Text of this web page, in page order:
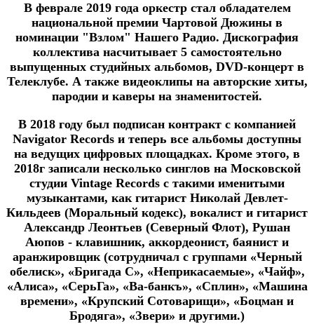
В феврале 2019 года оркестр стал обладателем
национальной премии Чартовой Дюжины в
номинации "Взлом" Нашего Радио. Дискография
коллектива насчитывает 5 самостоятельно
выпущенных студийных альбомов, DVD-концерт в
Телеклубе. А также видеоклипы на авторские хиты,
пародии и каверы на знаменитостей.
В 2018 году был подписан контракт с компанией
Navigator Records и теперь все альбомы доступны
на ведущих цифровых площадках. Кроме этого, в
2018г записали несколько синглов на Московской
студии Vintage Records с такими именитыми
музыкантами, как гитарист Николай Девлет-
Кильдеев (Моральный кодекс), вокалист и гитарист
Александр Леонтьев (Северный Флот), Рушан
Аюпов - клавишник, аккордеонист, баянист и
аранжировщик (сотрудничал с группами «Черный
обелиск», «Бригада С», «Неприкасаемые», «Чайф»,
«Алиса», «СерьГа», «Ва-банкъ», «Сплин», «Машина
времени», «Крупский Сотоварищи», «Боцман и
Бродяга», «Звери» и другими.)